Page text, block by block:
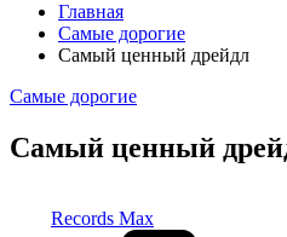
Главная
Самые дорогие
Самый ценный дрейдл
Опубликовано
Самые дорогие
Самый ценный
Records Max